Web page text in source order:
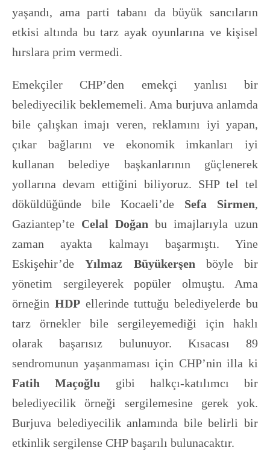
yaşandı, ama parti tabanı da büyük sancıların
etkisi altında bu tarz ayak oyunlarına ve kişisel
hırslara prim vermedi.
Emekçiler CHP’den emekçi yanlısı bir
belediyecilik beklememeli. Ama burjuva anlamda
bile çalışkan imajı veren, reklamını iyi yapan,
çıkar bağlarını ve ekonomik imkanları iyi
kullanan belediye başkanlarının güçlenerek
yollarına devam ettiğini biliyoruz. SHP tel tel
döküldüğünde bile Kocaeli’de Sefa Sirmen,
Gaziantep’te Celal Doğan bu imajlarıyla uzun
zaman ayakta kalmayı başarmıştı. Yine
Eskişehir’deYılmaz Büyükerşen böyle bir
yönetim sergileyerek popüler olmuştu. Ama
örneğin HDPellerinde tuttuğu belediyelerde bu
tarz örnekler bile sergileyemediği için haklı
olarak başarısız bulunuyor. Kısacası 89
sendromunun yaşanmaması için CHP’nin illa ki
Fatih Maçoğlu gibi halkçı-katılımcı bir
belediyecilik örneği sergilemesine gerek yok.
Burjuva belediyecilik anlamında bile belirli bir
etkinlik sergilense CHP başarılı bulunacaktır.